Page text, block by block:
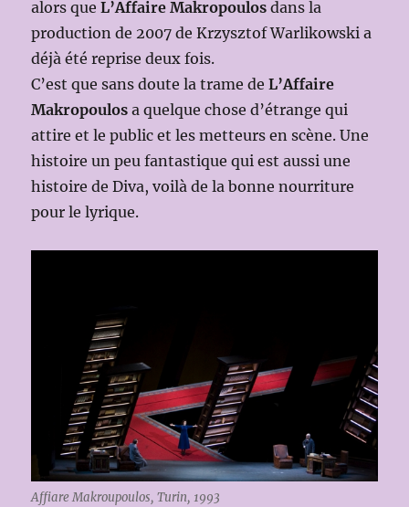
alors queL’Affaire Makropoulos dans la
production de 2007 de Krzysztof Warlikowski a
déjà été reprise deux fois.
C’est que sans doute la trame deL’Affaire
Makropoulos a quelque chose d’étrange qui
attire et le public et les metteurs en scène. Une
histoire un peu fantastique qui est aussi une
histoire de Diva, voilà de la bonne nourriture
pour le lyrique.
Affiare Makroupoulos, Turin, 1993